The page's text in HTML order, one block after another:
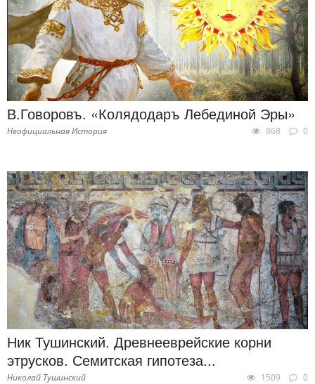
В.Говоровъ. «Колядодаръ Лебединой Эры»
Неофициальная История 868 0
Ник Тушинский. Древнееврейские корни
этрусков. Семитская гипотеза...
Николай Тушинский 1509 0